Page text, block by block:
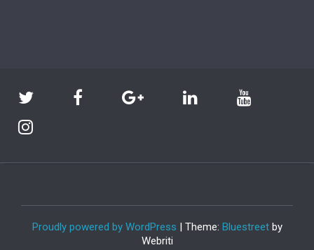
Proudly powered by WordPress | Theme: Bluestreetby
Webriti